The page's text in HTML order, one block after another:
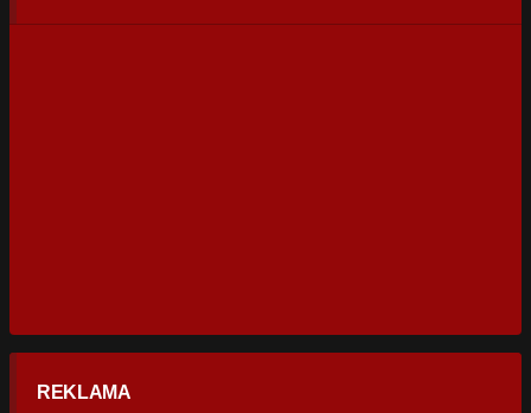
REKLAMA